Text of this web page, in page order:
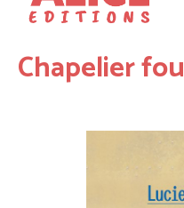
Chapelier fou